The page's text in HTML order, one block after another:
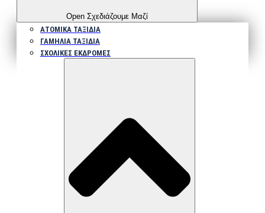
Open Σχεδιάζουμε Μαζί
ΑΤΟΜΙΚΑ ΤΑΞΙΔΙΑ
ΓΑΜΗΛΙΑ ΤΑΞΙΔΙΑ
ΣΧΟΛΙΚΕΣ ΕΚΔΡΟΜΕΣ